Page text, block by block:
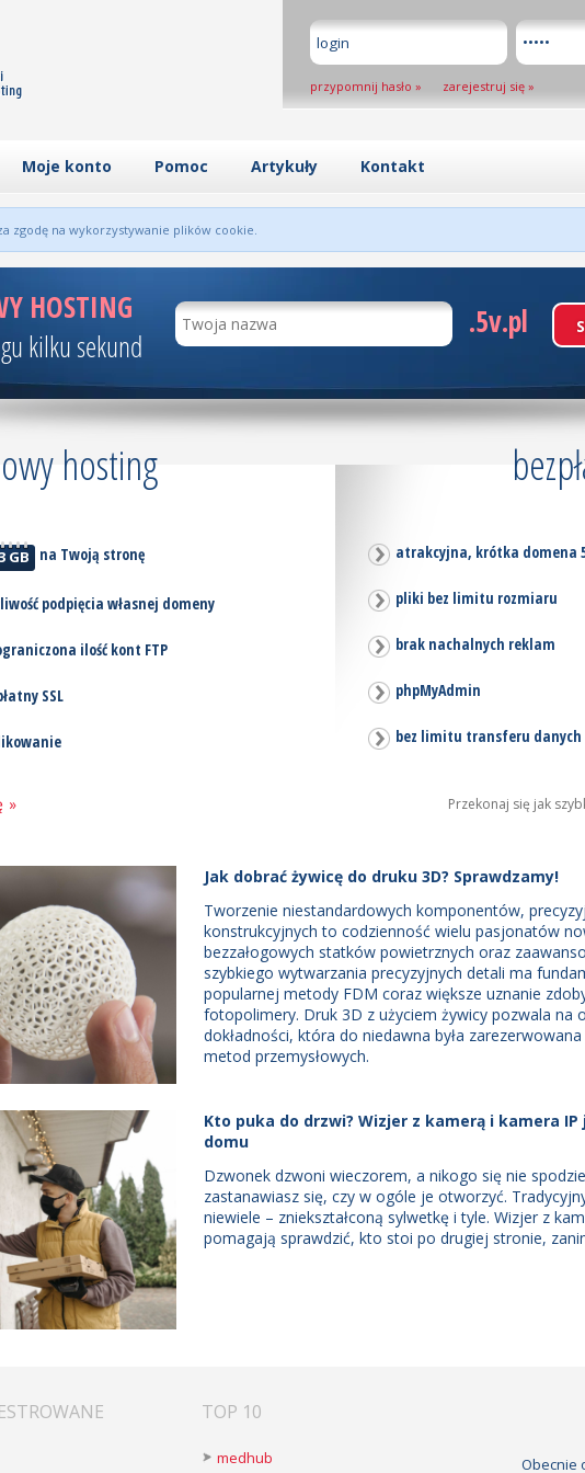
przypomnij hasło » zarejestruj się »
Moje konto Pomoc Artykuły Kontakt
zgodę na wykorzystywanie plików cookie.
HOSTING
kilku sekund
.5v.pl
hosting
GB na Twoją stronę
podpięcia własnej domeny
ilość kont FTP
SSL
atrakcyjna, krótka domena
pliki bez limitu rozmiaru
brak nachalnych reklam
phpMyAdmin
bez limitu transferu danych
» Przekonaj się jak
Jak dobrać żywicę do druku 3D? Sprawdzamy!
Tworzenie niestandardowych komponentów,
konstrukcyjnych to codzienność wielu pasjonatów
bezzałogowych statków powietrznych oraz
szybkiego wytwarzania precyzyjnych detali ma
popularnej metody FDM coraz większe uznanie
fotopolimery. Druk 3D z użyciem żywicy pozwala na
dokładności, która do niedawna była
metod przemysłowych.
Kto puka do drzwi? Wizjer z kamerą i kamera
domu
Dzwonek dzwoni wieczorem, a nikogo się nie
zastanawiasz się, czy w ogóle je otworzyć.
niewiele – zniekształconą sylwetkę i tyle. Wizjer z
pomagają sprawdzić, kto stoi po drugiej stronie,
TOP 10
medhub Obecnie